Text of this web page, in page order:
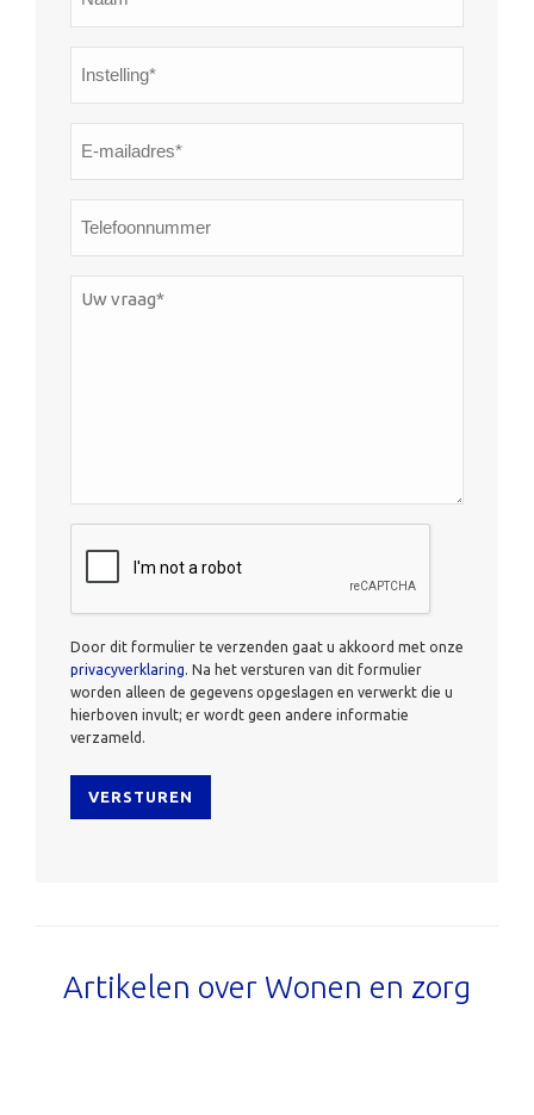
*
Uw
Door dit formulier te verzenden gaat u akkoord met onze
privacyverklaring. Na het versturen van dit formulier
worden alleen de gegevens opgeslagen en verwerkt die u
hierboven invult; er wordt geen andere informatie
verzameld.
Artikelen over Wonen en zorg